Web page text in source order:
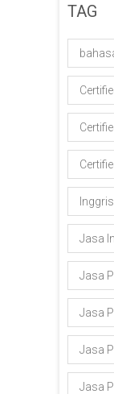
TAG
Inggris
Jasa
Jasa
Jasa
Jasa
Jasa